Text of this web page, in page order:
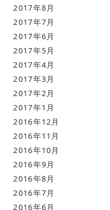
2017年8月
2017年7月
2017年6月
2017年5月
2017年4月
2017年3月
2017年2月
2017年1月
2016年12月
2016年11月
2016年10月
2016年9月
2016年8月
2016年7月
2016年6月